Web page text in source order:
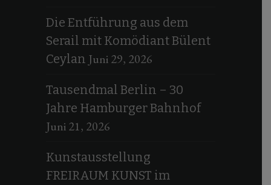
Die Entführung aus dem
Serail mit Komödiant Bülent
Ceylan Juni 29, 2026
Tausendmal Berlin – 30
Jahre Hamburger Bahnhof
Juni 21, 2026
Kunstausstellung
FREIRAUM KUNST im